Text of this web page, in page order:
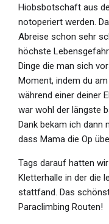
Hiobsbotschaft aus
notoperiert werden.
Abreise schon sehr
höchste
Dinge die man sich
Moment, indem du
während einer deiner
war wohl der längste
Dank bekam ich dann
dass Mama die Op
Tags darauf hatten
Kletterhalle in der die
stattfand. Das
Paraclimbing Routen!